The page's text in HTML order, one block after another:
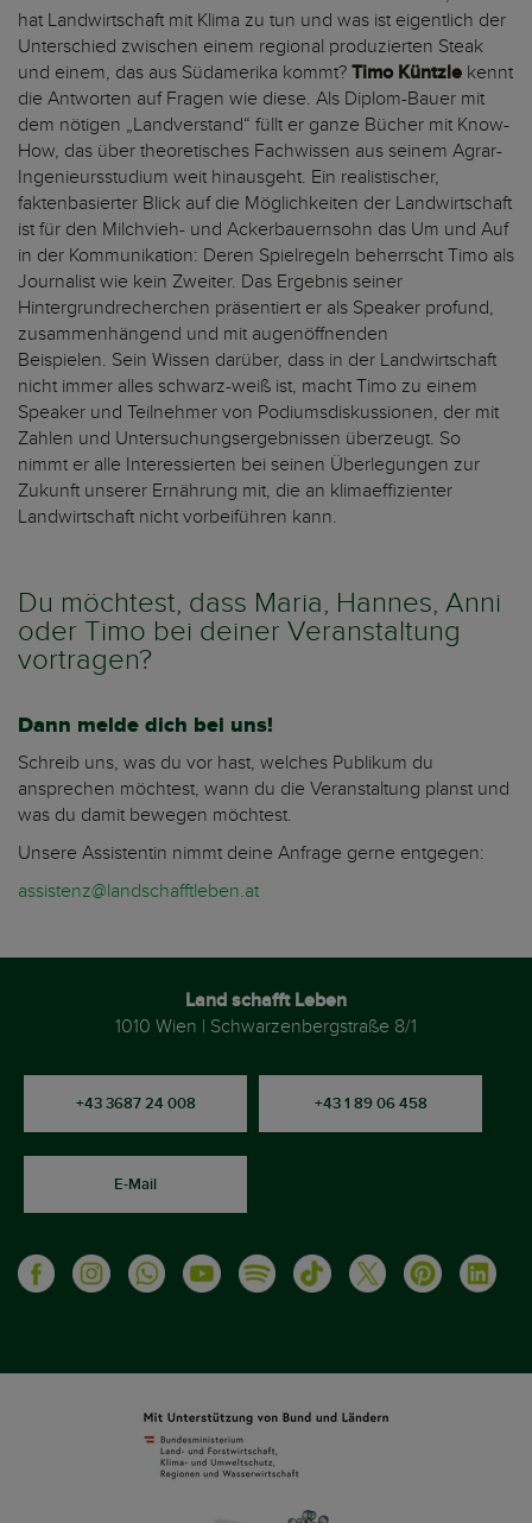
hat Landwirtschaft mit Klima zu tun und was ist eigentlich der
Unterschied zwischen einem regional produzierten Steak
und einem, das aus Südamerika kommt? Timo Küntzle kennt
die Antworten auf Fragen wie diese. Als Diplom-Bauer mit
dem nötigen „Landverstand“ füllt er ganze Bücher mit Know-
How, das über theoretisches Fachwissen aus seinem Agrar-
Ingenieursstudium weit hinausgeht. Ein realistischer,
faktenbasierter Blick auf die Möglichkeiten der Landwirtschaft
ist für den Milchvieh- und Ackerbauernsohn das Um und Auf
in der Kommunikation: Deren Spielregeln beherrscht Timo als
Journalist wie kein Zweiter. Das Ergebnis seiner
Hintergrundrecherchen präsentiert er als Speaker profund,
zusammenhängend und mit augenöffnenden
Beispielen. Sein Wissen darüber, dass in der Landwirtschaft
nicht immer alles schwarz-weiß ist, macht Timo zu einem
Speaker und Teilnehmer von Podiumsdiskussionen, der mit
Zahlen und Untersuchungsergebnissen überzeugt. So
nimmt er alle Interessierten bei seinen Überlegungen zur
Zukunft unserer Ernährung mit, die an klimaeffizienter
Landwirtschaft nicht vorbeiführen kann.
Du möchtest, dass Maria, Hannes, Anni
oder Timo bei deiner Veranstaltung
vortragen?
Dann melde dich bei uns!
Schreib uns, was du vor hast, welches Publikum du
ansprechen möchtest, wann du die Veranstaltung planst und
was du damit bewegen möchtest.
Unsere Assistentin nimmt deine Anfrage gerne entgegen:
assistenz@landschafftleben.at
Land schafft Leben
1010 Wien | Schwarzenbergstraße 8/1
+43 3687 24 008 +43 1 89 06 458
E-Mail